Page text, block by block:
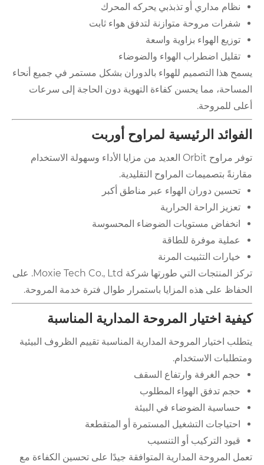
نظام مداري أو تذبذبي يحركه المحرك
شفرات مروحة متوازنة لتدفق هواء ثابت
توزيع الهواء بزاوية واسعة
تقليل اضطراب الهواء والضوضاء
يسمح هذا التصميم للهواء بالدوران بشكل مستمر في جميع أنحاء
المساحة، مما يحسن كفاءة التهوية دون الحاجة إلى سرعات
أعلى للمروحة.
الفوائد الرئيسية لمراوح أوربت
توفر مراوح Orbit العديد من مزايا الأداء وسهولة الاستخدام
مقارنةً بتصميمات المراوح التقليدية.
تحسين دوران الهواء عبر مناطق أكبر
تعزيز الراحة الحرارية
انخفاض مستويات الضوضاء المحسوسة
عملية موفرة للطاقة
خيارات التثبيت المرنة
تركز المنتجات التي طورتها شركة Moxie Tech Co., Ltd. على
الحفاظ على هذه المزايا باستمرار طوال فترة خدمة المروحة.
كيفية اختيار المروحة المدارية المناسبة
يتطلب اختيار المروحة المدارية المناسبة تقييم الظروف البيئية
ومتطلبات الاستخدام.
حجم الغرفة وارتفاع السقف
حجم تدفق الهواء المطلوب
حساسية الضوضاء في البيئة
احتياجات التشغيل المستمرة أو المتقطعة
قيود التركيب أو التنسيب
تعمل المروحة المدارية المتوافقة جيدًا على تحسين الكفاءة مع